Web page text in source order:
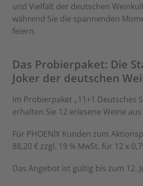
und Vielfalt der deutschen
während Sie die spannenden
feiern.
Das Probierpaket: Die
Joker der deutschen
Im Probierpaket „11+1 Deutsches
erhalten Sie 12 erlesene Weine
Für PHOENIX Kunden zum
88,20 € zzgl. 19 % MwSt. für 12 x
Das Angebot ist gültig bis zum 12.